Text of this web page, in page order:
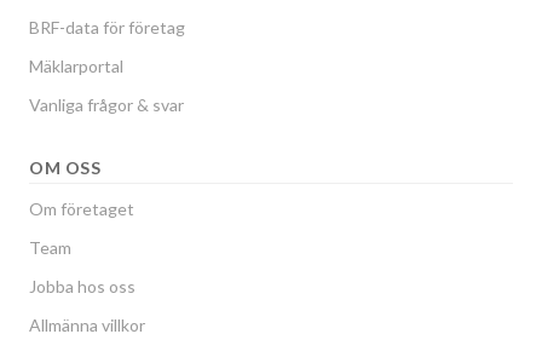
BRF-data för företag
Mäklarportal
Vanliga frågor & svar
OM OSS
Om företaget
Team
Jobba hos oss
Allmänna villkor